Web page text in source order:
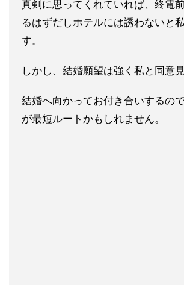
真剣に思ってくれていれば、終電
るはずだしホテルには誘わないと
す。
しかし、 結婚願望は強く私と同意見
結婚へ向かってお付き合いするの
が最短ルートかもしれません。